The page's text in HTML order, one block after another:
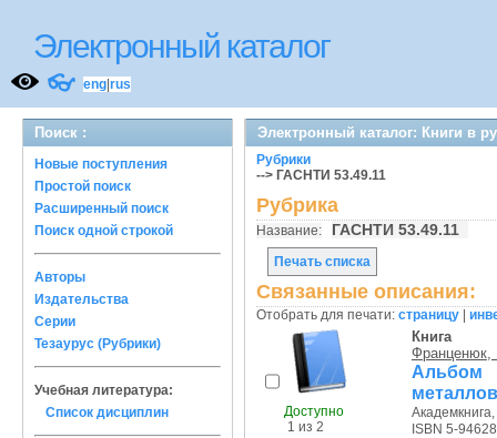
Электронный каталог
👓 eng rus
Поиск :
Новые поступления
Простой поиск
Расширенный поиск
Поиск одной строкой
Авторы
Издательства
Серии
Тезаурус (Рубрики)
Учебная литература:
Список дисциплин
Электронный каталог: Книги в
Рубрики
--> ГАСНТИ 53.49.11
Рубрика
Название: ГАСНТИ 53.49.11
Печать списка
Связанные описания:
Отобрать для печати: страницу
Доступно
1 из 2
Книга
Альбом
Академкнига,
ISBN 5-